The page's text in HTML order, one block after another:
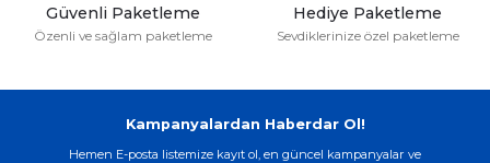
Güvenli Paketleme
Özenli ve sağlam paketleme
Hediye Paketleme
Sevdiklerinize özel paketleme
Kampanyalardan Haberdar Ol!
Hemen E-posta listemize kayıt ol, en güncel kampanyalar ve